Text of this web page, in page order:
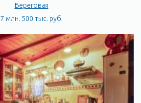
Береговая
7 млн. 500 тыс. руб.